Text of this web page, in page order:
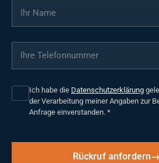
Ihr Name
Ihre Telefonnummer
Ich habe die Datenschutzerklärung
der Verarbeitung meiner Angaben zur
Anfrage einverstanden. *
Rückruf anfordern